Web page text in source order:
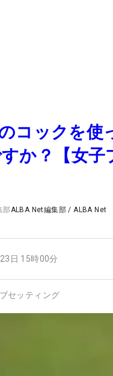
コックを使
か？【女子
部ALBA Net編集部 /ALBA Net
日 15時00分
セッティング